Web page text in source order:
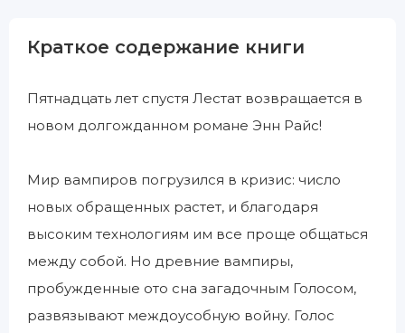
Краткое содержание книги
Пятнадцать лет спустя Лестат возвращается в
новом долгожданном романе Энн Райс!
Мир вампиров погрузился в кризис: число
новых обращенных растет, и благодаря
высоким технологиям им все проще общаться
между собой. Но древние вампиры,
пробужденные ото сна загадочным Голосом,
развязывают междоусобную войну. Голос